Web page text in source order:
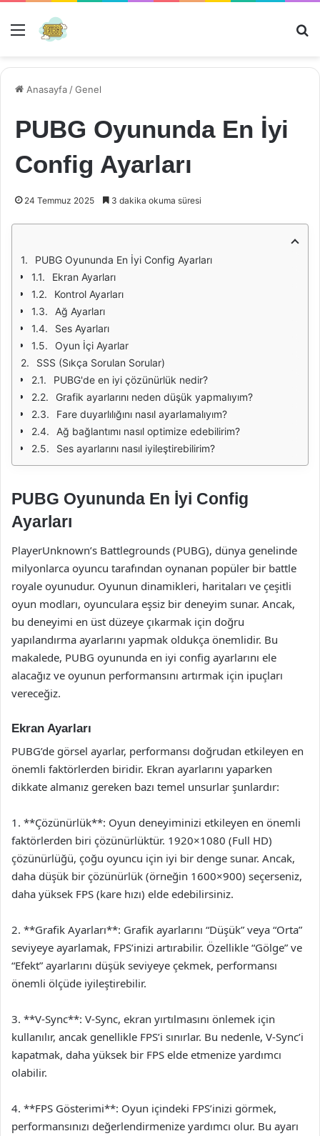
Menü
Anasayfa /Genel
PUBG Oyununda En İyi
Config Ayarları
24 Temmuz 2025 3 dakika okuma süresi
PUBG Oyununda En İyi Config Ayarları
Ekran Ayarları
Kontrol Ayarları
Ağ Ayarları
Ses Ayarları
Oyun İçi Ayarlar
SSS (Sıkça Sorulan Sorular)
PUBG'de en iyi çözünürlük nedir?
Grafik ayarlarını neden düşük yapmalıyım?
Fare duyarlılığını nasıl ayarlamalıyım?
Ağ bağlantımı nasıl optimize edebilirim?
Ses ayarlarını nasıl iyileştirebilirim?
PUBG Oyununda En İyi Config
Ayarları
PlayerUnknown’s Battlegrounds (PUBG), dünya genelinde
milyonlarca oyuncu tarafından oynanan popüler bir battle
royale oyunudur. Oyunun dinamikleri, haritaları ve çeşitli
oyun modları, oyunculara eşsiz bir deneyim sunar. Ancak,
bu deneyimi en üst düzeye çıkarmak için doğru
yapılandırma ayarlarını yapmak oldukça önemlidir. Bu
makalede, PUBG oyununda en iyi config ayarlarını ele
alacağız ve oyunun performansını artırmak için ipuçları
vereceğiz.
Ekran Ayarları
PUBG’de görsel ayarlar, performansı doğrudan etkileyen en
önemli faktörlerden biridir. Ekran ayarlarını yaparken
dikkate almanız gereken bazı temel unsurlar şunlardır:
1. **Çözünürlük**: Oyun deneyiminizi etkileyen en önemli
faktörlerden biri çözünürlüktür. 1920×1080 (Full HD)
çözünürlüğü, çoğu oyuncu için iyi bir denge sunar. Ancak,
daha düşük bir çözünürlük (örneğin 1600×900) seçerseniz,
daha yüksek FPS (kare hızı) elde edebilirsiniz.
2. **Grafik Ayarları**: Grafik ayarlarını “Düşük” veya “Orta”
seviyeye ayarlamak, FPS’inizi artırabilir. Özellikle “Gölge” ve
“Efekt” ayarlarını düşük seviyeye çekmek, performansı
önemli ölçüde iyileştirebilir.
3. **V-Sync**: V-Sync, ekran yırtılmasını önlemek için
kullanılır, ancak genellikle FPS’i sınırlar. Bu nedenle, V-Sync’i
kapatmak, daha yüksek bir FPS elde etmenize yardımcı
olabilir.
4. **FPS Gösterimi**: Oyun içindeki FPS’inizi görmek,
performansınızı değerlendirmenize yardımcı olur. Bu ayarı